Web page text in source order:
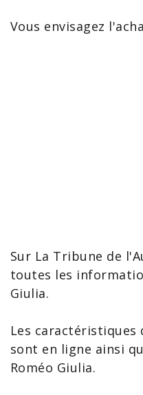
Vous envisagez
Sur La Tribune de
toutes les
Giulia.
Les caractéristiques
sont en ligne ainsi
Roméo Giulia.